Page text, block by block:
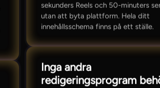
sekunders Reels och 50-minuters
utan att byta plattform. Hela ditt
innehållsschema finns på ett ställe.
Inga andra
redigeringsprogram